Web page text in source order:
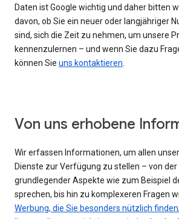
Daten ist Google wichtig und daher bitten
davon, ob Sie ein neuer oder langjähriger
sind, sich die Zeit zu nehmen, um unsere
kennenzulernen – und wenn Sie dazu
können Sie uns kontaktieren.
Von uns erhobene
Wir erfassen Informationen, um allen
Dienste zur Verfügung zu stellen – von
grundlegender Aspekte wie zum Beispiel
sprechen, bis hin zu komplexeren Fragen
Werbung, die Sie besonders nützlich finden